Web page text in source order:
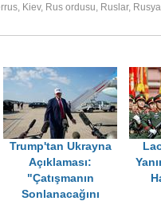
Kiev, Rus ordusu Ruslar,
Trump'tan Ukrayna
Açıklaması:
"Çatışmanın
Sonlanacağını